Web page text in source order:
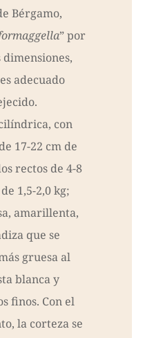
Bérgamo,
” por
dimensiones,
adecuado
con
17-22 cm de
rectos de 4-8
1,5-2,0 kg;
amarillenta,
que se
gruesa al
blanca y
finos. Con el
la corteza se